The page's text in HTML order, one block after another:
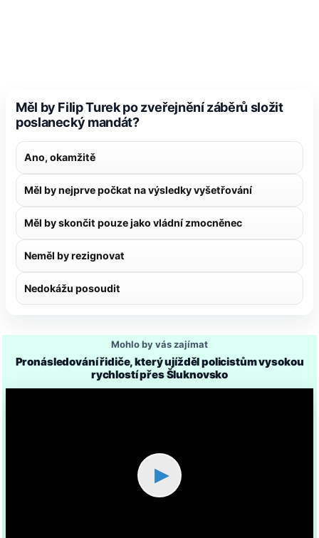
Měl by Filip Turek po zveřejnění záběrů složit
poslanecký mandát?
Ano, okamžitě
Měl by nejprve počkat na výsledky vyšetřování
Měl by skončit pouze jako vládní zmocněnec
Neměl by rezignovat
Nedokážu posoudit
Mohlo by vás zajímat
Pronásledování řidiče, který ujížděl policistům vysokou
rychlostí přes Šluknovsko
▶